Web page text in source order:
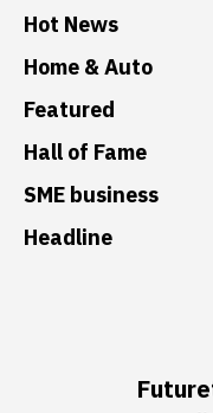
Hot News
Home & Auto
Featured
Hall of Fame
SME business
Headline